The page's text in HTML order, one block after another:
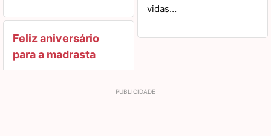
Feliz aniversário
para a madrasta
vidas…